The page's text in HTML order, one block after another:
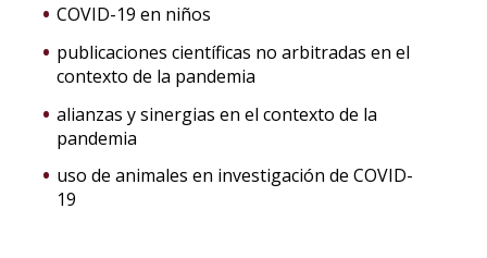
COVID-19 en niños
publicaciones científicas no arbitradas en el
contexto de la pandemia
alianzas y sinergias en el contexto de la
pandemia
uso de animales en investigación de COVID-
19